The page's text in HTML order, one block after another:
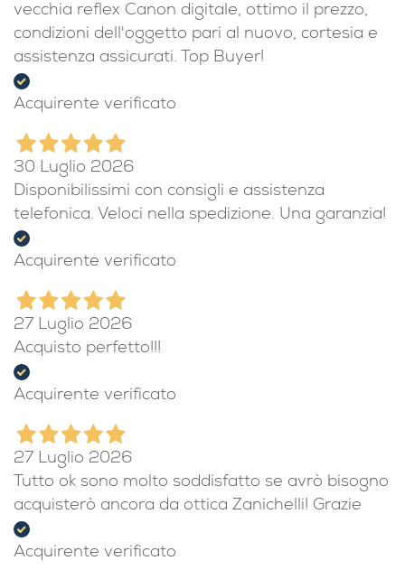
vecchia reflex Canon digitale, ottimo il prezzo,
condizioni dell'oggetto pari al nuovo, cortesia e
assistenza assicurati. Top Buyer!
Acquirente verificato
30 Luglio 2026
Disponibilissimi con consigli e assistenza
telefonica. Veloci nella spedizione. Una garanzia!
Acquirente verificato
27 Luglio 2026
Acquisto perfetto!!!
Acquirente verificato
27 Luglio 2026
Tutto ok sono molto soddisfatto se avrò bisogno
acquisterò ancora da ottica Zanichelli! Grazie
Acquirente verificato